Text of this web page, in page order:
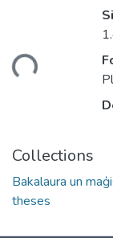
Collections
Bakalaura un
theses